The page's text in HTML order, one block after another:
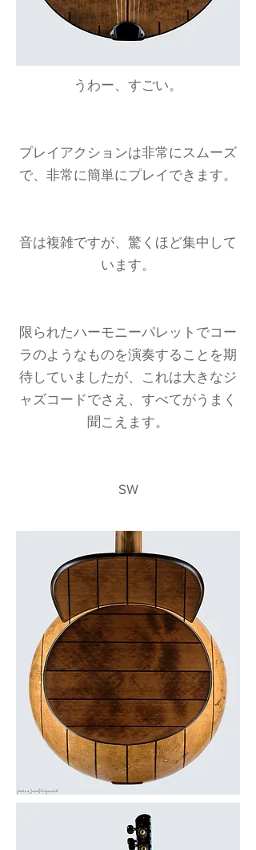
うわー、すごい。
プレイアクションは非常にスムーズ
で、非常に簡単にプレイできます。
音は複雑ですが、驚くほど集中して
います。
限られたハーモニーパレットでコー
ラのようなものを演奏することを期
待していましたが、これは大きなジ
ャズコードでさえ、すべてがうまく
聞こえます。
SW